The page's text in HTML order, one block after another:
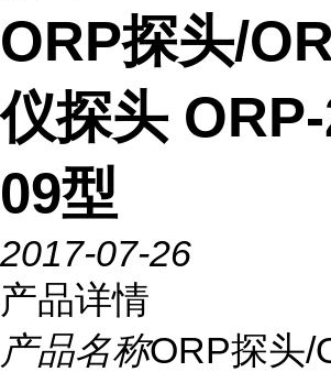
ORP探头/
仪探头
09型
2017-07-26
产品详情
产品名称ORP探头/